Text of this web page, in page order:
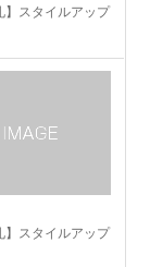
】スタイルアップ
】スタイルアップ